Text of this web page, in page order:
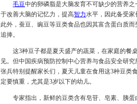
毛豆中的卵磷脂是大脑发育不可缺少的营养之
于改善大脑的记忆力，提高智力水平，因此备受家
此外，蚕豆、豌豆等豆类食品也因其富含蛋白质而
追捧。
这3种豆子都是夏天盛产的蔬菜，在家庭的餐
见。但中国疾病预防控制中心营养与食品安全研究
张兵特别提醒家长们，夏天儿童在食用这3种豆类
定要慎重，尤其是3岁以下的幼儿。
专家指出，新鲜的豆类含有皂苷、皂素、胰蛋